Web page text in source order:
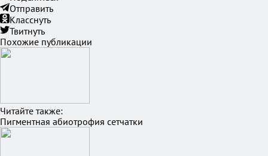
Отправить
Класснуть
Твитнуть
Похожие публикации
Читайте также:
Пигментная абиотрофия сетчатки